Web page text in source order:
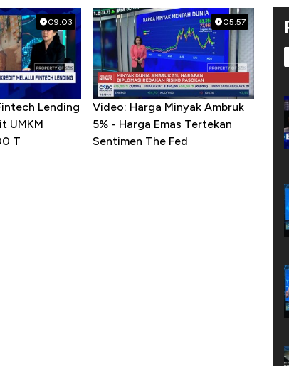
09:03
Lending
UMKM
T
05:57
Video: Harga Minyak Ambruk
5% - Harga Emas Tertekan
Sentimen The Fed